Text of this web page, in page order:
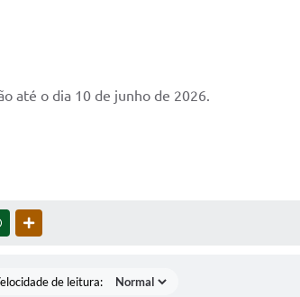
até o dia 10 de junho de 2026.
WHATSAPP
de leitura: